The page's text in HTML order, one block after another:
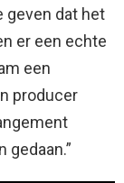
geven dat het
er een echte
een
producer
gedaan.”